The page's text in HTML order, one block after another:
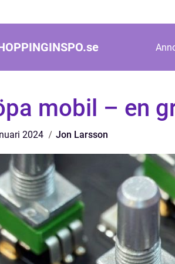
se
mobil – en
2024 Jon Larsson